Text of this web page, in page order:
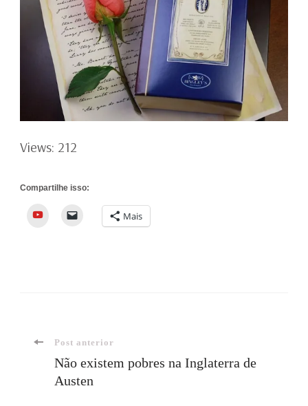
Views: 212
Compartilhe isso:
YouTube Mais
Navegação
Post anterior
Não existem pobres na Inglaterra de
Austen